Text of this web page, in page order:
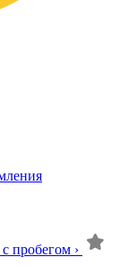
пробегом ›